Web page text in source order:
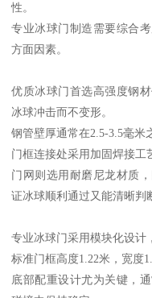
性。
专业冰球门制造需要综合
方面因素。
优质冰球门首选高强度钢
冰球冲击而不变形。
钢管壁厚通常在2.5-3.5毫米
门框连接处采用加固焊接工
门网则选用耐磨尼龙材质
证冰球顺利通过又能清晰判
专业冰球门采用模块化设计
标准门框高度1.22米，宽度
底部配重设计尤为关键，